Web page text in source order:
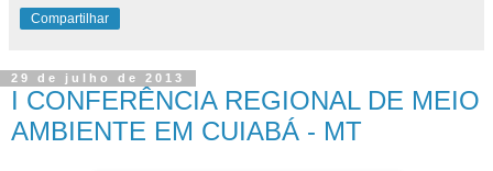
Compartilhar
29 de julho de 2013
I CONFERÊNCIA REGIONAL DE MEIO
AMBIENTE EM CUIABÁ - MT